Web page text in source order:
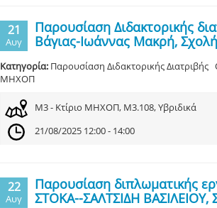
21
Αυγ
Παρουσίαση Διδακτορικής
Βάγιας-Ιωάννας Μακρή,
Κατηγορία: Παρουσίαση Διδακτορικής Διατριβής
ΜΗΧΟΠ
Μ3 - Κτίριο ΜΗΧΟΠ, Μ3.108, Υβριδικά
21/08/2025 12:00 - 14:00
22
Αυγ
Παρουσίαση διπλωματικής
ΣΤΟΚΑ--ΣΑΛΤΣΙΔΗ